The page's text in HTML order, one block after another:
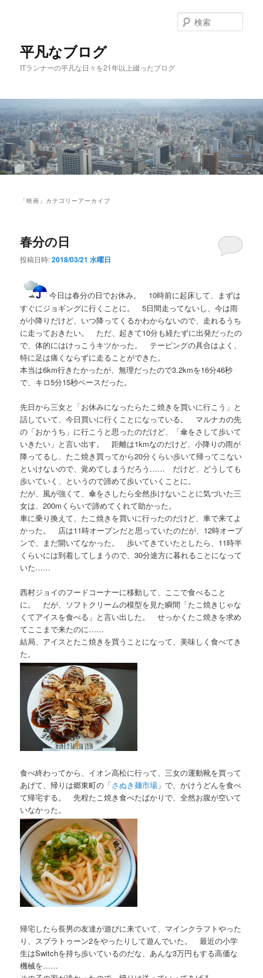
移
動
動
平凡なブログ
ITランナーの平凡な日々を21年以上綴ったブログ
索
「映画 」カテゴリーアーカイブ
春分の日
投稿日時:2018/03/21 水曜日
今日は春分の日でお休み。 10時前に起床して、まずは
すぐにジョギングに行くことに。 5日間走ってないし、今は雨
が小降りだけど、いつ降ってくるかわからないので、走れるうち
に走っておきたい。 ただ、起きて10分も経たずに出発だったの
で、体的にはけっこうキツかった。 テーピングの具合はよく、
特に足は痛くならずに走ることができた。
本当は6km行きたかったが、無理だったので3.2kmを16分46秒
で、キロ5分15秒ペースだった。
先日から三女と「お休みになったらたこ焼きを買いに行こう」と
話していて、今日買いに行くことになっている。 マルナカの先
の「おかうち」に行こうと思ったのだけど、「傘をさして歩いて
いきたい」と言い出す。 距離は1kmなのだけど、小降りの雨が
降ってるし、たこ焼き買ってから20分くらい歩いて帰ってこない
といけないので、覚めてしまうだろう…… だけど、どうしても
歩いていく、というので諦めて歩いていくことに。
だが、風が強くて、傘をさしたら全然歩けないことに気づいた三
女は、200mくらいで諦めてくれて助かった。
車に乗り換えて、たこ焼きを買いに行ったのだけど、車で来てよ
かった。 店は11時オープンだと思っていたのだが、12時オープ
ンで、まだ開いてなかった。 歩いてきていたとしたら、11時半
くらいには到着してしまうので、30分途方に暮れることになって
いた……
西村ジョイのフードコーナーに移動して、ここで食べること
に。 だが、ソフトクリームの模型を見た瞬間「たこ焼きじゃな
くてアイスを食べる」と言い出した。 せっかくたこ焼きを求め
てここまで来たのに……
結局、アイスとたこ焼きを買うことになって、美味しく食べてき
た。
食べ終わってから、イオン高松に行って、三女の運動靴を買って
あげて、帰りは郷東町の「さぬき麺市場 」で、かけうどんを食べ
て帰宅する。 先程たこ焼き食べたばかりで、全然お腹が空いて
いなかった。
帰宅したら長男の友達が遊びに来ていて、マインクラフトやった
り、スプラトゥーン2をやったりして遊んでいた。 最近の小学
生はSwitchを持ち歩いているのだな、あんな3万円もする高価な
機械を……